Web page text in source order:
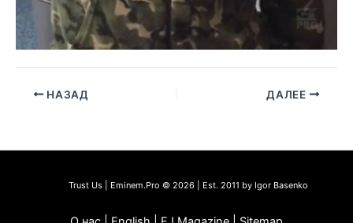
НАЗАД ДАЛЕЕ
Trust Us | Eminem.Pro © 2026 | Est. 2011 by Igor Basenko